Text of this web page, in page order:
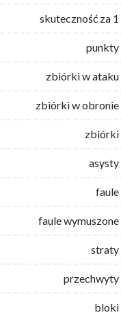
skuteczność za 1
punkty
zbiórki w ataku
zbiórki w obronie
zbiórki
asysty
faule
faule wymuszone
straty
przechwyty
bloki
skuteczność za 1
punkty
zbiórki w ataku
zbiórki w obronie
zbiórki
asysty
faule
faule wymuszone
straty
przechwyty
bloki